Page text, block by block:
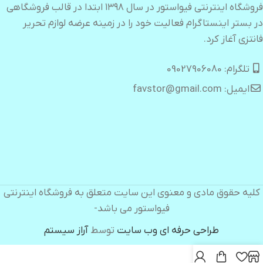
فروشگاه اینترنتی فیواستور در سال ۱۳۹۸ ابتدا در قالب فروشگاهی
در بستر اینستاگرام فعالیت خود را در زمینه عرضه لوازم تحریر
فانتزی آغاز کرد.
تلگرام: 09027906080
ایمیل: favstor@gmail.com
کلیه حقوق مادی و معنوی این سایت متعلق به فروشگاه اینترنتی
فیواستور می باشد-
طراحی حرفه ای وب سایت توسطآراز سیستم